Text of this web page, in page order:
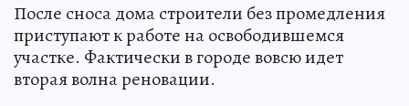
После сноса дома строители без промедления
приступают к работе на освободившемся
участке. Фактически в городе вовсю идет
вторая волна реновации.